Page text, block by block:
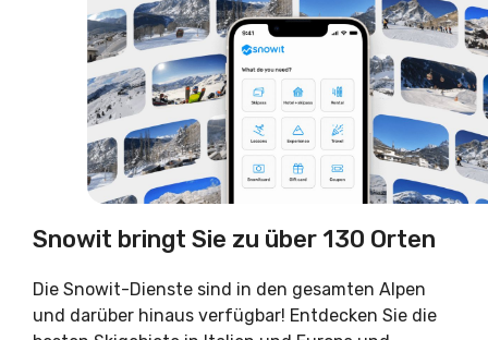
Snowit bringt Sie zu über 130 Orten
Die Snowit-Dienste sind in den gesamten Alpen
und darüber hinaus verfügbar! Entdecken Sie die